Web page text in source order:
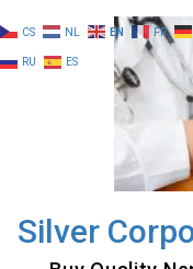
to
content
Silver
CS NL EN FR
RU ES